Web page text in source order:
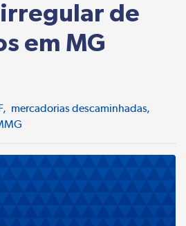
de
em MG
mercadorias descaminhadas